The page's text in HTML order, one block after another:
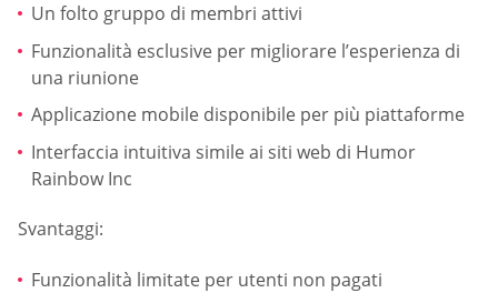
Un folto gruppo di membri attivi
Funzionalità esclusive per migliorare l’esperienza di
una riunione
Applicazione mobile disponibile per più piattaforme
Interfaccia intuitiva simile ai siti web di Humor
Rainbow Inc
Svantaggi:
Funzionalità limitate per utenti non pagati